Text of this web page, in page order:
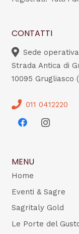
CONTATTI
Sede
Strada Antica di
10095 Grugliasco
011 0412220
MENU
Home
Eventi & Sagre
Sagritaly Gold
Le Porte del